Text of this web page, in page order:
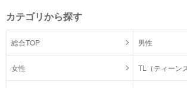
カテゴリから探す
総合TOP 男性
女性 TL（ティーン